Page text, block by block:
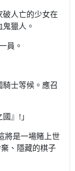
破人亡的少女在
獵人。
員。
士等候。應召
』!」
將是一場賭上世
、隱藏的棋子